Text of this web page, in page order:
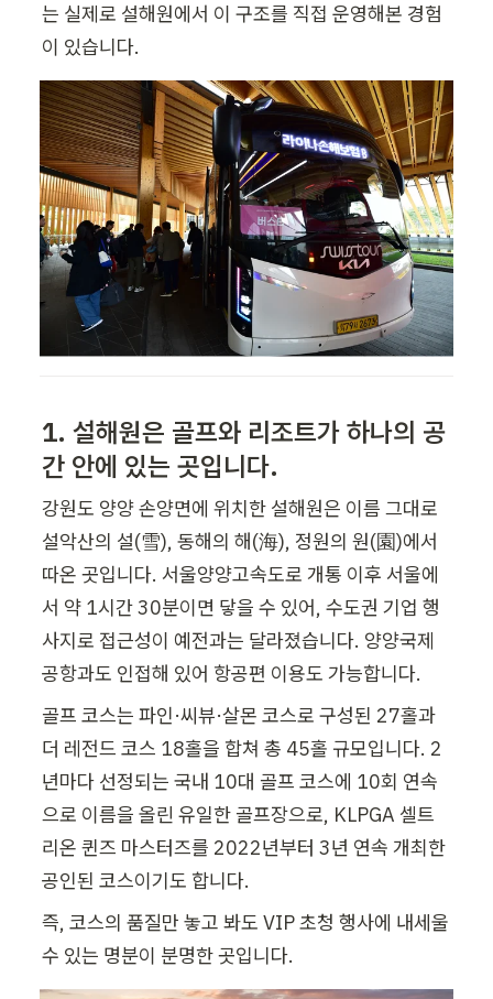
는 실제로 설해원에서 이 구조를 직접 운영해본 경험
이 있습니다.
1. 설해원은 골프와 리조트가 하나의 공
간 안에 있는 곳입니다.
강원도 양양 손양면에 위치한 설해원은 이름 그대로
설악산의 설(雪), 동해의 해(海), 정원의 원(園)에서
따온 곳입니다. 서울양양고속도로 개통 이후 서울에
서 약 1시간 30분이면 닿을 수 있어, 수도권 기업 행
사지로 접근성이 예전과는 달라졌습니다. 양양국제
공항과도 인접해 있어 항공편 이용도 가능합니다.
골프 코스는 파인·씨뷰·살몬 코스로 구성된 27홀과
더 레전드 코스 18홀을 합쳐 총 45홀 규모입니다. 2
년마다 선정되는 국내 10대 골프 코스에 10회 연속
으로 이름을 올린 유일한 골프장으로, KLPGA 셀트
리온 퀸즈 마스터즈를 2022년부터 3년 연속 개최한
공인된 코스이기도 합니다.
즉, 코스의 품질만 놓고 봐도 VIP 초청 행사에 내세울
수 있는 명분이 분명한 곳입니다.